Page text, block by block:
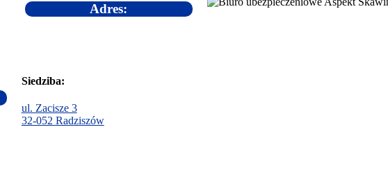
Adres:
Siedziba:
ul. Zacisze 3
32-052 Radziszów